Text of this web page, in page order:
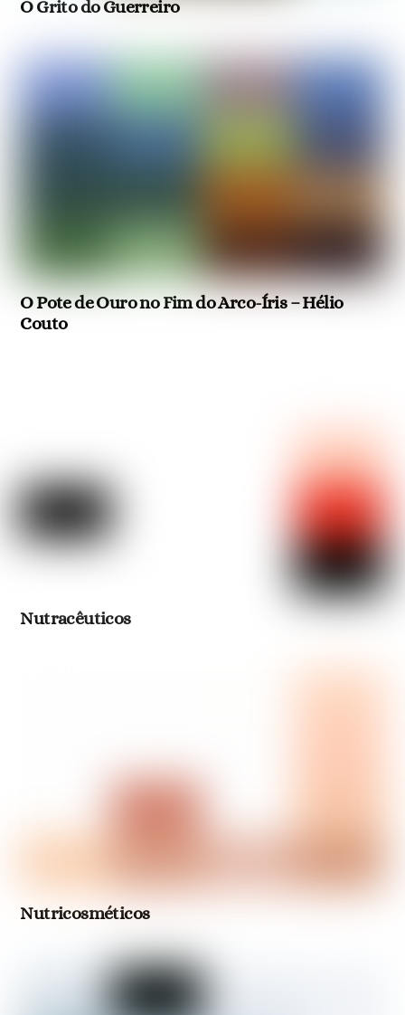
O Grito do Guerreiro
O Pote de Ouro no Fim do Arco-Íris – Hélio
Couto
Nutracêuticos
Nutricosméticos